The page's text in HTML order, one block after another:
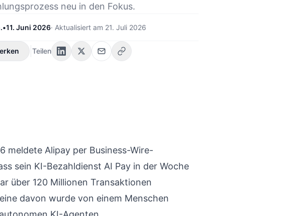
neu in den Fokus.
•11. Juni 2026· Aktualisiert am 21. Juli 2026
Teilen
meldete Alipay per Business-Wire-
sein KI-Bezahldienst AI Pay in der Woche
über 120 Millionen Transaktionen
davon wurde von einem Menschen